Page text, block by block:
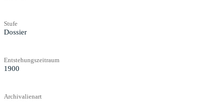
Stufe
Dossier
Entstehungszeitraum
1900
Archivalienart